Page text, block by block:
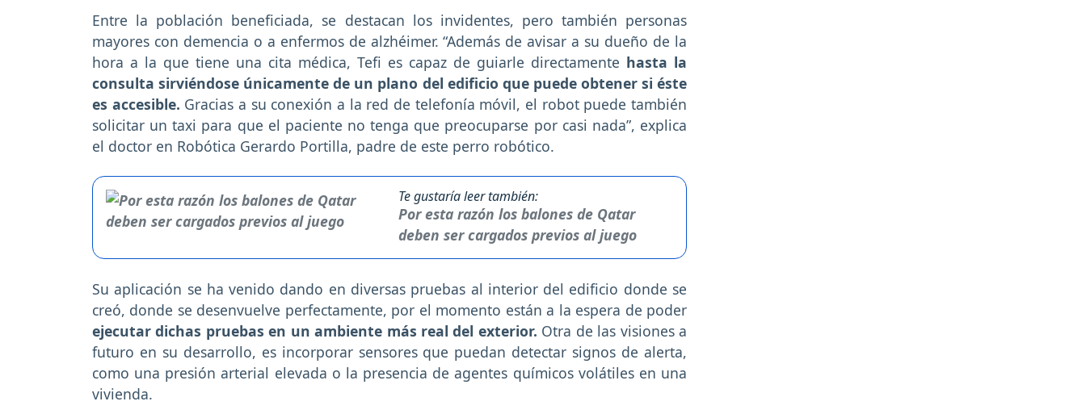
Entre la población beneficiada, se destacan los invidentes, pero también personas
mayores con demencia o a enfermos de alzhéimer. “Además de avisar a su dueño de la
hora a la que tiene una cita médica, Tefi es capaz de guiarle directamente hasta la
consulta sirviéndose únicamente de un plano del edificio que puede obtener si éste
es accesible. Gracias a su conexión a la red de telefonía móvil, el robot puede también
solicitar un taxi para que el paciente no tenga que preocuparse por casi nada”, explica
el doctor en Robótica Gerardo Portilla, padre de este perro robótico.
Te gustaría leer también:
Por esta razón los balones de Qatar
deben ser cargados previos al juego
Su aplicación se ha venido dando en diversas pruebas al interior del edificio donde se
creó, donde se desenvuelve perfectamente, por el momento están a la espera de poder
ejecutar dichas pruebas en un ambiente más real del exterior. Otra de las visiones a
futuro en su desarrollo, es incorporar sensores que puedan detectar signos de alerta,
como una presión arterial elevada o la presencia de agentes químicos volátiles en una
vivienda.